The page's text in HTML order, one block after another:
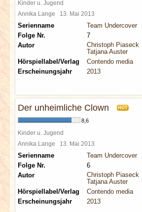
Kinder u. Jugend
Annika Lange 13. Mai 2013
Serienname
Team Undercover
Folge Nr.
7
Autor
Christoph Piasecki
Tatjana Auster
Hörspiellabel/Verlag
Contendo media
Erscheinungsjahr
2013
Der unheimliche Clown HOT
8,6
Kinder u. Jugend
Annika Lange 13. Mai 2013
Serienname
Team Undercover
Folge Nr.
6
Autor
Christoph Piasecki
Tatjana Auster
Hörspiellabel/Verlag
Contendo media
Erscheinungsjahr
2013